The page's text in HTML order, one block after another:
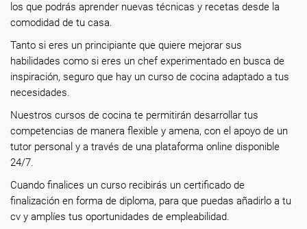
los que podrás aprender nuevas técnicas y recetas desde la
comodidad de tu casa.
Tanto si eres un principiante que quiere mejorar sus
habilidades como si eres un chef experimentado en busca de
inspiración, seguro que hay un curso de cocina adaptado a tus
necesidades.
Nuestros cursos de cocina te permitirán desarrollar tus
competencias de manera flexible y amena, con el apoyo de un
tutor personal y a través de una plataforma online disponible
24/7.
Cuando finalices un curso recibirás un certificado de
finalización en forma de diploma, para que puedas añadirlo a tu
cv y amplíes tus oportunidades de empleabilidad.